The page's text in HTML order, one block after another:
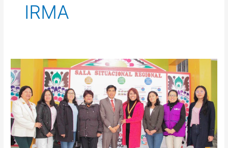
IRMA
DE
NUEVA
JUNTA
DIRECTIVA
DEL
INSTITUTO
REGIONAL